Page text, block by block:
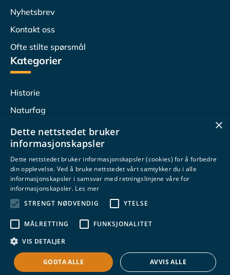
Nyhetsbrev
Kontakt oss
Ofte stilte spørsmål
Kategorier
Historie
Naturfag
Lesersvar
Populærvitenskap
Undervisningstips
Følg oss
© 2026 Fagsjekk Personvernerklæring Utviklet avGetOnNet AS
×
Dette nettstedet bruker
informasjonskapsler
Dette nettstedet bruker informasjonskapsler (cookies) for å forbedre
din opplevelse. Ved å bruke nettstedet vårt samtykker du i alle
informasjonskapsler i samsvar med retningslinjene våre for
informasjonskapsler. Les mer
STRENGT NØDVENDIG
YTELSE
MÅLRETTING
FUNKSJONALITET
VIS DETALJER
GODTA ALLE AVVIS ALLE